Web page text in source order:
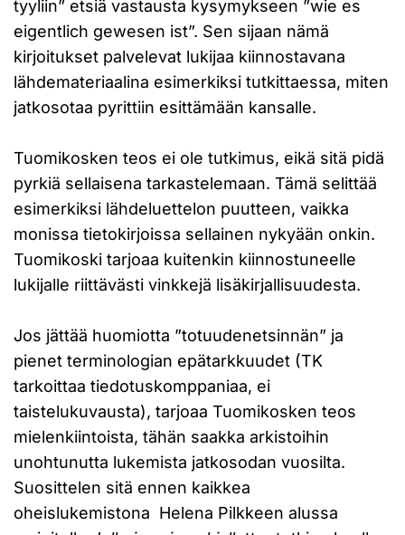
tyyliin” etsiä vastausta kysymykseen ”wie es
eigentlich gewesen ist”. Sen sijaan nämä
kirjoitukset palvelevat lukijaa kiinnostavana
lähdemateriaalina esimerkiksi tutkittaessa, miten
jatkosotaa pyrittiin esittämään kansalle.
Tuomikosken teos ei ole tutkimus, eikä sitä pidä
pyrkiä sellaisena tarkastelemaan. Tämä selittää
esimerkiksi lähdeluettelon puutteen, vaikka
monissa tietokirjoissa sellainen nykyään onkin.
Tuomikoski tarjoaa kuitenkin kiinnostuneelle
lukijalle riittävästi vinkkejä lisäkirjallisuudesta.
Jos jättää huomiotta ”totuudenetsinnän” ja
pienet terminologian epätarkkuudet (TK
tarkoittaa tiedotuskomppaniaa, ei
taistelukuvausta), tarjoaa Tuomikosken teos
mielenkiintoista, tähän saakka arkistoihin
unohtunutta lukemista jatkosodan vuosilta.
Suosittelen sitä ennen kaikkea
oheislukemistona Helena Pilkkeen alussa